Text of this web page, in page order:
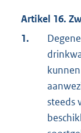
Artikel 16.
1.
steeds